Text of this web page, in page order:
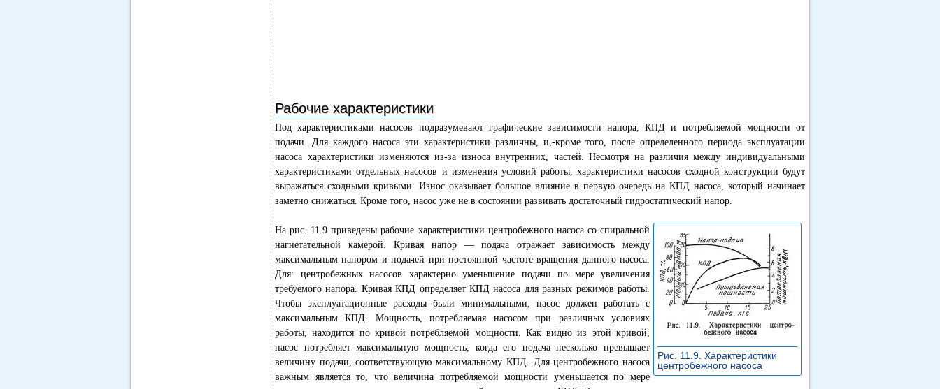
Рабочие характеристики
Под характеристиками насосов подразумевают графические зависимости напора, КПД и потребляемой мощности от
подачи. Для каждого насоса эти характеристики различны, и,-кроме того, после определенного периода эксплуатации
насоса характеристики изменяются из-за износа внутренних, частей. Несмотря на различия между индивидуальными
характеристиками отдельных насосов и изменения условий работы, характеристики насосов сходной конструкции будут
выражаться сходными кривыми. Износ оказывает большое влияние в первую очередь на КПД насоса, который начинает
заметно снижаться. Кроме того, насос уже не в состоянии развивать достаточный гидростатический напор.
Рис. 11.9. Характеристики
центробежного насоса
На рис. 11.9 приведены рабочие характеристики центробежного насоса со спиральной
нагнетательной камерой. Кривая напор — подача отражает зависимость между
максимальным напором и подачей при постоянной частоте вращения данного насоса.
Для: центробежных насосов характерно уменьшение подачи по мере увеличения
требуемого напора. Кривая КПД определяет КПД насоса для разных режимов работы.
Чтобы эксплуатационные расходы были минимальными, насос должен работать с
максимальным КПД. Мощность, потребляемая насосом при различных условиях
работы, находится по кривой потребляемой мощности. Как видно из этой кривой,
насос потребляет максимальную мощность, когда его подача несколько превышает
величину подачи, соответствующую максимальному КПД. Для центробежного насоса
важным является то, что величина потребляемой мощности уменьшается по мере